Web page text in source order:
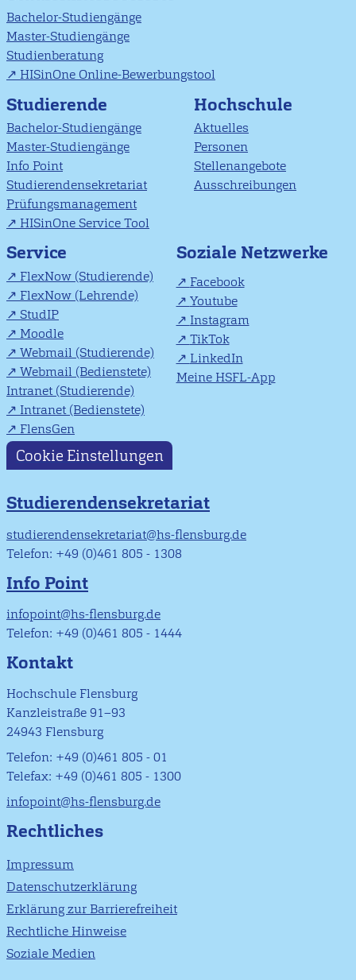
Bachelor-Studiengänge
Master-Studiengänge
Studienberatung
HISinOne Online-Bewerbungstool
Studierende
Bachelor-Studiengänge
Master-Studiengänge
Info Point
Studierendensekretariat
Prüfungsmanagement
HISinOne Service Tool
Hochschule
Aktuelles
Personen
Stellenangebote
Ausschreibungen
Service
FlexNow (Studierende)
FlexNow (Lehrende)
StudIP
Moodle
Webmail (Studierende)
Webmail (Bedienstete)
Intranet (Studierende)
Intranet (Bedienstete)
FlensGen
Soziale Netzwerke
Facebook
Youtube
Instagram
TikTok
LinkedIn
Meine HSFL-App
Cookie Einstellungen
Studierendensekretariat
studierendensekretariat@hs-flensburg.de
Telefon: +49 (0)461 805 - 1308
Info Point
infopoint@hs-flensburg.de
Telefon: +49 (0)461 805 - 1444
Kontakt
Hochschule Flensburg
Kanzleistraße 91–93
24943 Flensburg
Telefon: +49 (0)461 805 - 01
Telefax: +49 (0)461 805 - 1300
infopoint@hs-flensburg.de
Rechtliches
Impressum
Datenschutzerklärung
Erklärung zur Barrierefreiheit
Rechtliche Hinweise
Soziale Medien